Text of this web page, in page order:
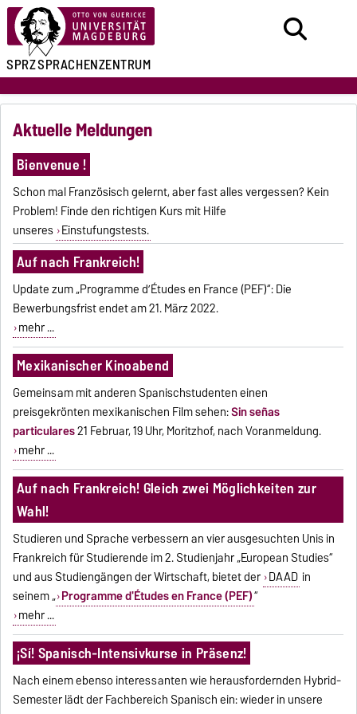
SPRZSPRACHENZENTRUM
Aktuelle Meldungen
Bienvenue !
Schon mal Französisch gelernt, aber fast alles vergessen? Kein
Problem! Finde den richtigen Kurs mit Hilfe
unseres Einstufungstests.
Auf nach Frankreich!
Update zum „Programme d’Études en France (PEF)“: Die
Bewerbungsfrist endet am 21. März 2022.
mehr ...
Mexikanischer Kinoabend
Gemeinsam mit anderen Spanischstudenten einen
preisgekrönten mexikanischen Film sehen:Sin señas
particulares21 Februar, 19 Uhr, Moritzhof, nach Voranmeldung.
mehr ...
Auf nach Frankreich! Gleich zwei Möglichkeiten zur
Wahl!
Studieren und Sprache verbessern an vier ausgesuchten Unis in
Frankreich für Studierende im 2. Studienjahr „European Studies“
und aus Studiengängen der Wirtschaft, bietet der DAAD in
seinem „ Programme d'Études en France (PEF)“
mehr ...
¡Sí! Spanisch-Intensivkurse in Präsenz!
Nach einem ebenso interessanten wie herausfordernden Hybrid-
Semester lädt der Fachbereich Spanisch ein: wieder in unsere